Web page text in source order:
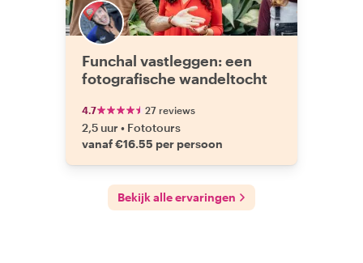
Funchal vastleggen: een
fotografische wandeltocht
4.7 27 reviews
2,5 uur • Fototours
vanaf €16.55 per persoon
Bekijk alle ervaringen